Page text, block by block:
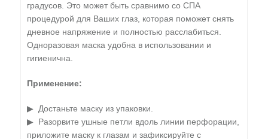
градусов. Это может быть сравнимо со СПА
процедурой для Ваших глаз, которая поможет снять
дневное напряжение и полностью расслабиться.
Одноразовая маска удобна в использовании и
гигиенична.
Применение:
▶ Достаньте маску из упаковки.
▶ Разорвите ушные петли вдоль линии перфорации,
приложите маску к глазам и зафиксируйте с